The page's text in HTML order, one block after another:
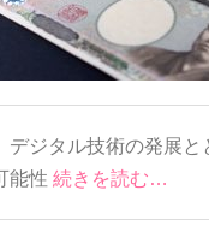
デジタル技術の発展と
能性 続きを読む…